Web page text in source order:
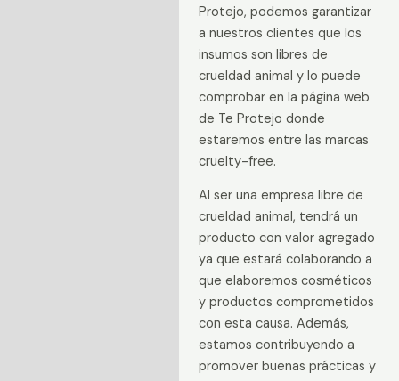
Protejo, podemos garantizar
a nuestros clientes que los
insumos son libres de
crueldad animal y lo puede
comprobar en la página web
de Te Protejo donde
estaremos entre las marcas
cruelty-free.
Al ser una empresa libre de
crueldad animal, tendrá un
producto con valor agregado
ya que estará colaborando a
que elaboremos cosméticos
y productos comprometidos
con esta causa. Además,
estamos contribuyendo a
promover buenas prácticas y